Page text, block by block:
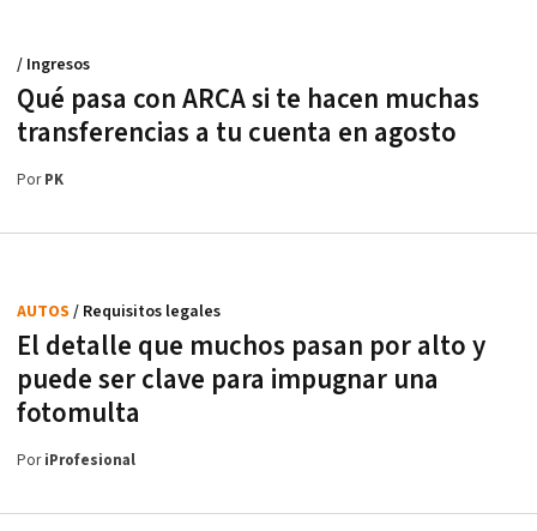
Qué pasa con ARCA si te hacen muchas
transferencias a tu cuenta en agosto
/ Ingresos
PorPK
El detalle que muchos pasan por alto y
puede ser clave para impugnar una
fotomulta
AUTOS / Requisitos legales
PoriProfesional